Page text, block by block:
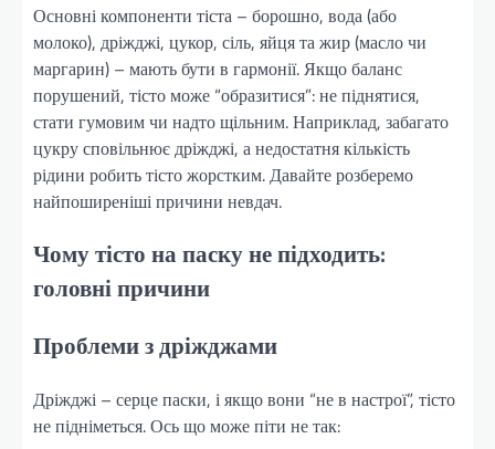
Основні компоненти тіста – борошно, вода (або
молоко), дріжджі, цукор, сіль, яйця та жир (масло чи
маргарин) – мають бути в гармонії. Якщо баланс
порушений, тісто може “образитися”: не піднятися,
стати гумовим чи надто щільним. Наприклад, забагато
цукру сповільнює дріжджі, а недостатня кількість
рідини робить тісто жорстким. Давайте розберемо
найпоширеніші причини невдач.
Чому тісто на паску не підходить:
головні причини
Проблеми з дріжджами
Дріжджі – серце паски, і якщо вони “не в настрої”, тісто
не підніметься. Ось що може піти не так: